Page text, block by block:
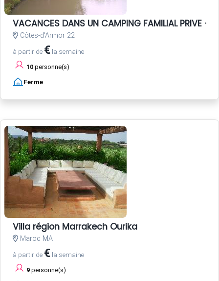
VACANCES DANS UN CAMPING FAMILIAL PRIVE -
Côtes-d'Armor 22
à partir de € la semaine
10 personne(s)
Ferme
Villa région Marrakech Ourika
Maroc MA
à partir de € la semaine
9 personne(s)